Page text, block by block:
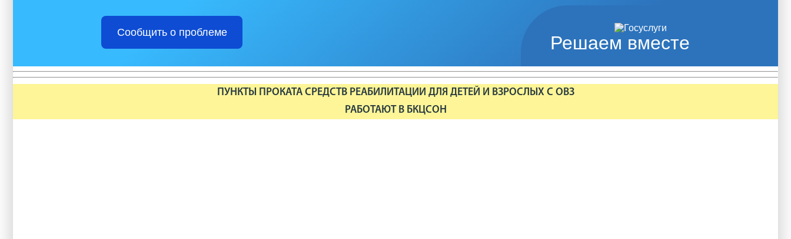
Решаем вместе
Сообщить о проблеме
ПУНКТЫ ПРОКАТА СРЕДСТВ РЕАБИЛИТАЦИИ ДЛЯ ДЕТЕЙ И ВЗРОСЛЫХ С ОВЗ
РАБОТАЮТ В БКЦСОН